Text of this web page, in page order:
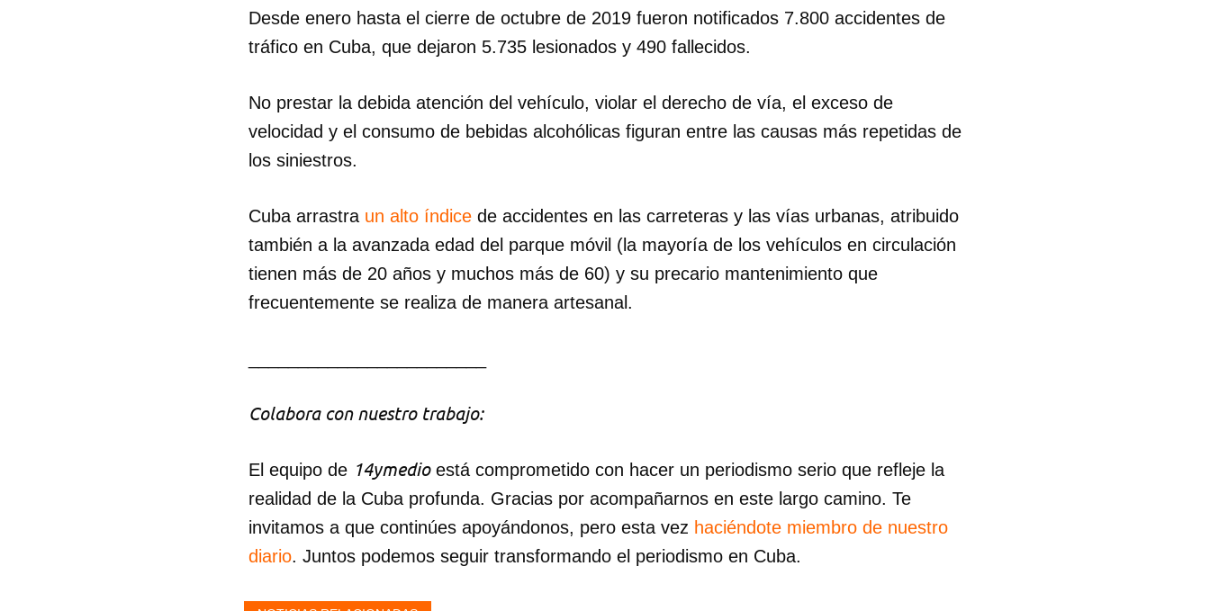
INICIAR SESIÓN CANCELAR
Desde enero hasta el cierre de octubre de 2019 fueron notificados 7.800 accidentes de
tráfico en Cuba, que dejaron 5.735 lesionados y 490 fallecidos.
No prestar la debida atención del vehículo, violar el derecho de vía, el exceso de
velocidad y el consumo de bebidas alcohólicas figuran entre las causas más repetidas de
los siniestros.
Cuba arrastra un alto índice de accidentes en las carreteras y las vías urbanas, atribuido
también a la avanzada edad del parque móvil (la mayoría de los vehículos en circulación
tienen más de 20 años y muchos más de 60) y su precario mantenimiento que
frecuentemente se realiza de manera artesanal.
Colabora con nuestro trabajo:
El equipo de 14ymedioestá comprometido con hacer un periodismo serio que refleje la
realidad de la Cuba profunda. Gracias por acompañarnos en este largo camino. Te
invitamos a que continúes apoyándonos, pero esta vez haciéndote miembro de nuestro
diario. Juntos podemos seguir transformando el periodismo en Cuba.